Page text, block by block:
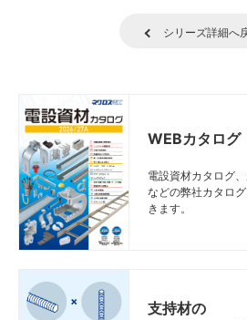
シリーズ詳細へ
WEBカタログ
電設資材カタログ
などの弊社カタロ
きます。
支持材の